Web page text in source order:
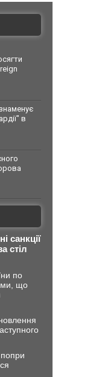
в
санкції
стіл
по
що